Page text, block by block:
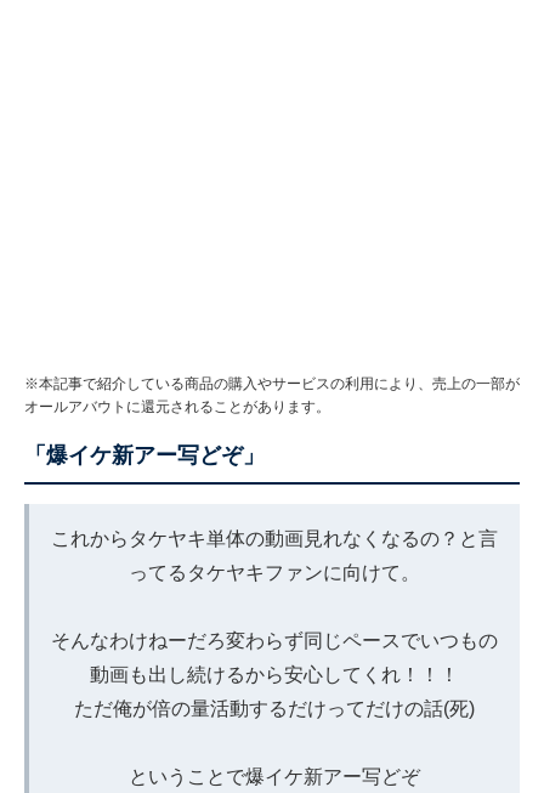
※本記事で紹介している商品の購入やサービスの利用により、売上の一部が
オールアバウトに還元されることがあります。
「爆イケ新アー写どぞ」
これからタケヤキ単体の動画見れなくなるの？と言
ってるタケヤキファンに向けて。
そんなわけねーだろ変わらず同じペースでいつもの
動画も出し続けるから安心してくれ！！！
ただ俺が倍の量活動するだけってだけの話(死)
ということで爆イケ新アー写どぞ